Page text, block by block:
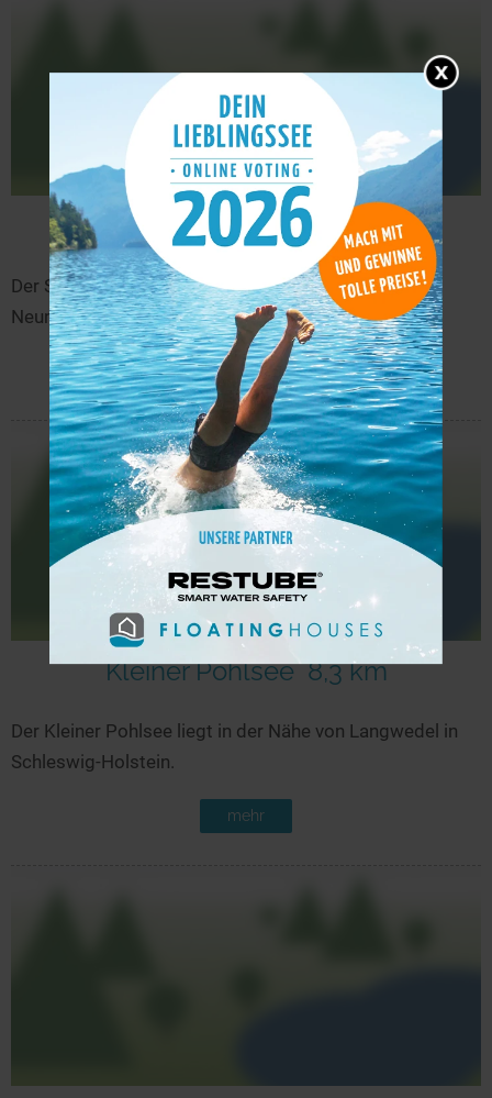
Silbersee Neumünster 8,3 km
Der Silbersee Neumünster liegt in der Nähe von
Neumünster in Schleswig-Holstein.
mehr
Kleiner Pohlsee 8,3 km
Der Kleiner Pohlsee liegt in der Nähe von Langwedel in
Schleswig-Holstein.
mehr